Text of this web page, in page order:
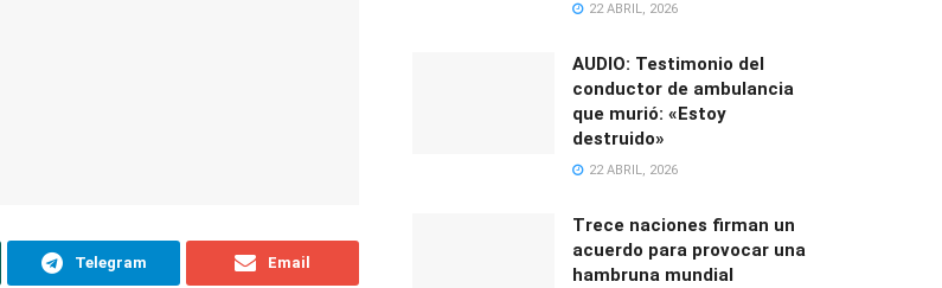
Telegram Email
22 ABRIL, 2026
AUDIO: Testimonio del
conductor de ambulancia
que murió: «Estoy
destruido»
22 ABRIL, 2026
Trece naciones firman un
acuerdo para provocar una
hambruna mundial